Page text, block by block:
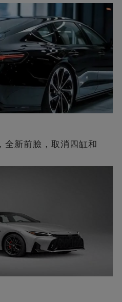
全新前臉，取消四缸和